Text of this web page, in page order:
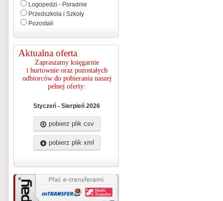
Logopedzi - Poradnie
Przedszkola i Szkoły
Pozostali
Aktualna oferta
Zapraszamy księgarnie
i hurtownie oraz pozostałych
odbiorców do pobierania naszej
pełnej oferty:
Styczeń - Sierpień 2026
pobierz plik csv
pobierz plik xml